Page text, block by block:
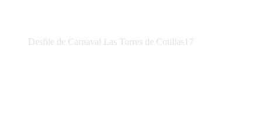
Desfile de Carnaval Las Torres de Cotillas17